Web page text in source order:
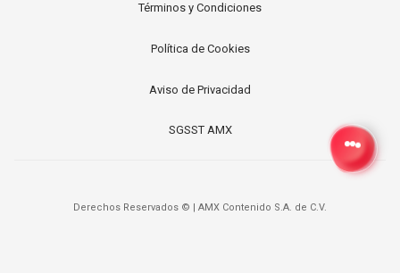
Términos y Condiciones
Política de Cookies
Aviso de Privacidad
SGSST AMX
Derechos Reservados © | AMX Contenido S.A. de C.V.